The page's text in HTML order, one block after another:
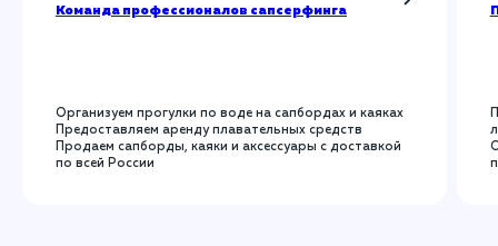
Команда профессионалов сапсерфинга
Организуем прогулки по воде на сапбордах и каяках
Предоставляем аренду плавательных средств
Продаем сапборды, каяки и аксессуары с доставкой
по всей России